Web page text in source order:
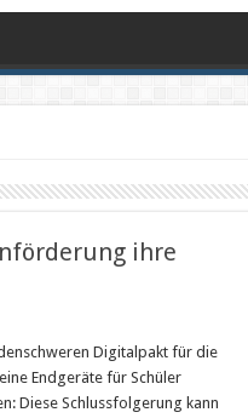
ihre
Digitalpakt für die
Endgeräte für Schüler
Diese Schlussfolgerung kann